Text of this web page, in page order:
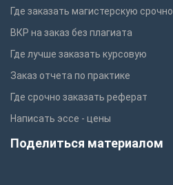
Где заказать магистерскую срочно
ВКР на заказ без плагиата
Где лучше заказать курсовую
Заказ отчета по практике
Где срочно заказать реферат
Написать эссе - цены
Поделиться материалом